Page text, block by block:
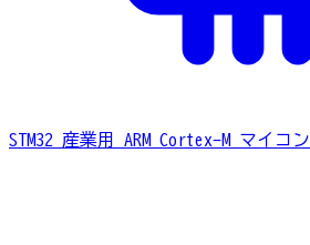
STM32 産業用 ARM Cortex-M マイコン